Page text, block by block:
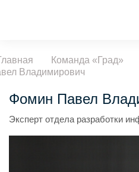
Команда «Град»
Владимирович
Фомин Павел
Эксперт отдела разработки